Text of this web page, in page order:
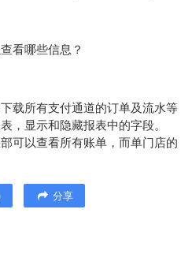
看哪些信息？
载所有支付通道的订单及流水等
，显示和隐藏报表中的字段。
可以查看所有账单，而单门店的
分享